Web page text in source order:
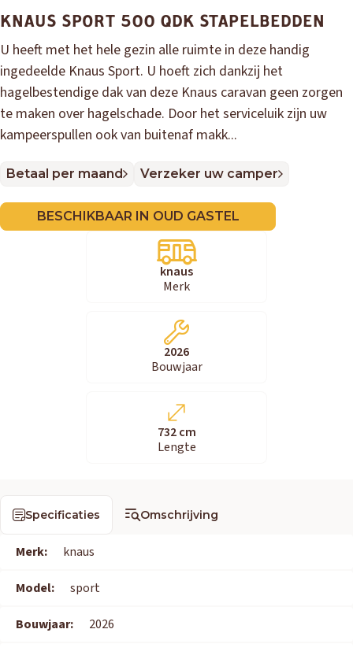
KNAUS SPORT 500 QDK STAPELBEDDEN
U heeft met het hele gezin alle ruimte in deze handig
ingedeelde Knaus Sport. U hoeft zich dankzij het
hagelbestendige dak van deze Knaus caravan geen zorgen
te maken over hagelschade. Door het serviceluik zijn uw
kampeerspullen ook van buitenaf makk...
Betaal per maand Verzeker uw camper
BESCHIKBAAR IN OUD GASTEL
knaus
Merk
2026
Bouwjaar
732 cm
Lengte
Specificaties Omschrijving
Merk: knaus
Model: sport
Bouwjaar: 2026